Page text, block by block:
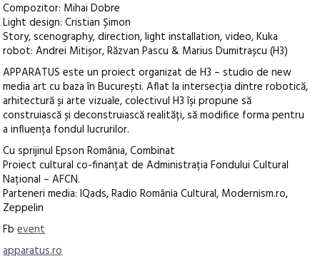
Compozitor: Mihai Dobre
Light design: Cristian Șimon
Story, scenography, direction, light installation, video, Kuka
robot: Andrei Mitișor, Răzvan Pascu & Marius Dumitrașcu (H3)
APPARATUS este un proiect organizat de H3 – studio de new
media art cu baza în București. Aflat la intersecția dintre robotică,
arhitectură și arte vizuale, colectivul H3 își propune să
construiască și deconstruiască realități, să modifice forma pentru
a influența fondul lucrurilor.
Cu sprijinul Epson România, Combinat
Proiect cultural co-finanțat de Administrația Fondului Cultural
Național – AFCN.
Parteneri media: IQads, Radio România Cultural, Modernism.ro,
Zeppelin
Fbevent
apparatus.ro